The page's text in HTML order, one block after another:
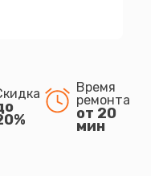
Время
ремонта
от 20
мин